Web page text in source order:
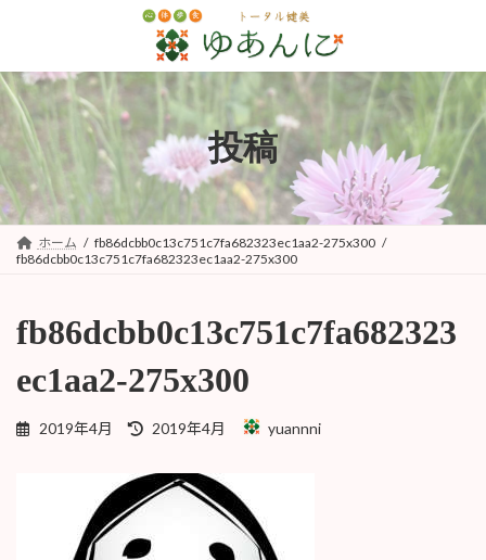
ン
ツ
キ
ッ
ー
シ
に
移
投稿
ホーム
fb86dcbb0c13c751c7fa682323ec1aa2-275x300
fb86dcbb0c13c751c7fa682323ec1aa2-275x300
fb86dcbb0c13c751c7fa682323
ec1aa2-275x300
2019年4月
最
新
:
2019年4月 yuannni